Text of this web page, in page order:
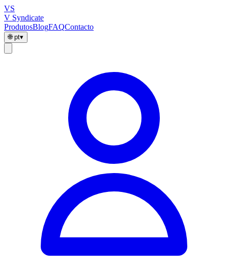
VS
V Syndicate
ProdutosBlogFAQContacto
🌐pt▾